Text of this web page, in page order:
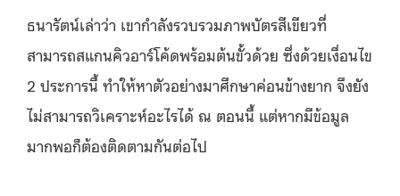
ธนารัตน์เล่าว่า เขากำลังรวบรวมภาพบัตรสีเขียวที่
สามารถสแกนคิวอาร์โค้ดพร้อมต้นขั้วด้วย ซึ่งด้วยเงื่อนไข
2 ประการนี้ ทําให้หาตัวอย่างมาศึกษาค่อนข้างยาก จึงยัง
ไม่สามารถวิเคราะห์อะไรได้ ณ ตอนนี้ แต่หากมีข้อมูล
มากพอก็ต้องติดตามกันต่อไป